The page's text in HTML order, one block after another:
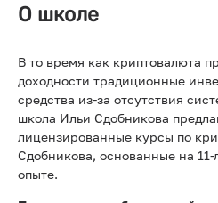
О школе
В то время как криптовалюта
доходности традиционные
средства из-за отсутствия
школа Ильи Сдобникова
лицензированные курсы по
Сдобникова, основанные на
опыте.